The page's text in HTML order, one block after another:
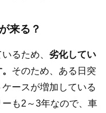
来る？
るため、 劣化してい
そのため、ある日突
ースが増加している
も2～3年なので、車